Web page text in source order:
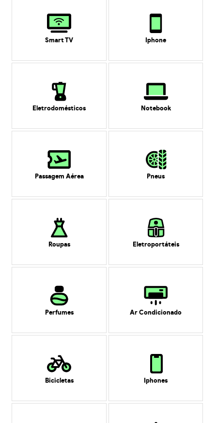
Smart TV Iphone
Eletrodomésticos Notebook
Passagem Aérea Pneus
Roupas Eletroportáteis
Perfumes Ar Condicionado
Bicicletas Iphones